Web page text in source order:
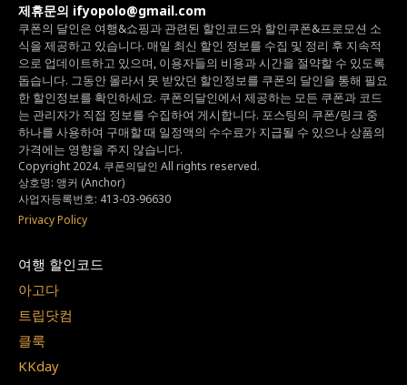
제휴문의 ifyopolo@gmail.com
쿠폰의 달인은 여행&쇼핑과 관련된 할인코드와 할인쿠폰&프로모션 소
식을 제공하고 있습니다. 매일 최신 할인 정보를 수집 및 정리 후 지속적
으로 업데이트하고 있으며, 이용자들의 비용과 시간을 절약할 수 있도록
돕습니다. 그동안 몰라서 못 받았던 할인정보를 쿠폰의 달인을 통해 필요
한 할인정보를 확인하세요. 쿠폰의달인에서 제공하는 모든 쿠폰과 코드
는 관리자가 직접 정보를 수집하여 게시합니다. 포스팅의 쿠폰/링크 중
하나를 사용하여 구매할 때 일정액의 수수료가 지급될 수 있으나상품의
가격에는 영향을 주지 않습니다.
Copyright 2024. 쿠폰의달인 All rights reserved.
상호명: 앵커 (Anchor)
사업자등록번호: 413-03-96630
Privacy Policy
여행 할인코드
아고다
트립닷컴
클룩
KKday